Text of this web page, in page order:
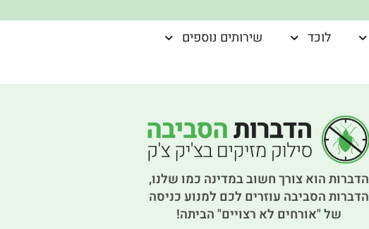
לוכד
שירותים נוספים
הדברות הוא צורך חשוב במדינה כמו שלנו,
הדברות הסביבה עוזרים לכם למנוע כניסה
של "אורחים לא רצויים" הביתה!